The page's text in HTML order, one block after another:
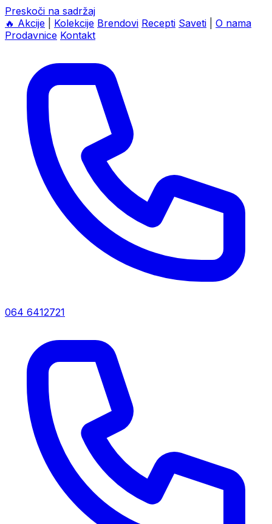
Preskoči na sadržaj
🔥 Akcije Kolekcije Brendovi Recepti Saveti
O nama
Prodavnice Kontakt
064 6412721